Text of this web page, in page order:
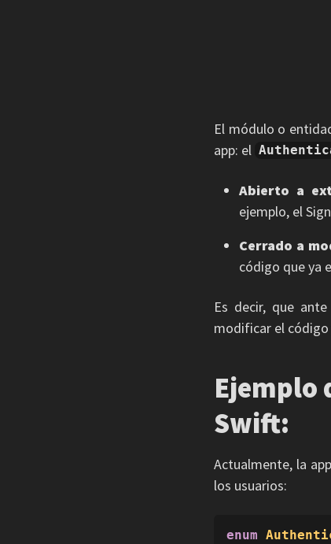
El módulo o
app: el
Abierto a
ejemplo, el
Cerrado a
código que ya
Es decir, que
modificar el código
Ejemplo
Swift:
Actualmente, la
los usuarios:
enum